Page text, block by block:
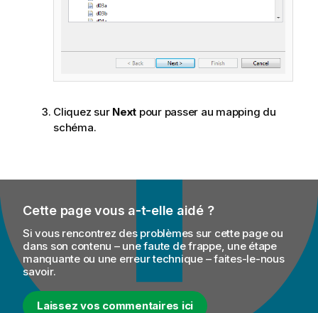
Cliquez sur Next pour passer au mapping du
schéma.
Cette page vous a-t-elle aidé ?
Si vous rencontrez des problèmes sur cette page ou
dans son contenu – une faute de frappe, une étape
manquante ou une erreur technique – faites-le-nous
savoir.
Laissez vos commentaires ici